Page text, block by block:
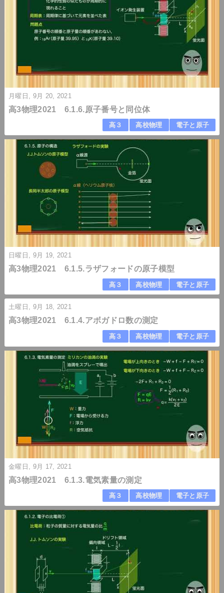
月曜日, 9月 20, 2021
高3物理2021 6.1.6.原子番号と同位体
高３ 高校物理 電子と原子
日曜日, 9月 19, 2021
高3物理2021 6.1.5.ラザフォードの原子模型
高３ 高校物理 電子と原子
土曜日, 9月 18, 2021
高3物理2021 6.1.4.アボガドロ数の測定
高３ 高校物理 電子と原子
金曜日, 9月 17, 2021
高3物理2021 6.1.3.電気素量の測定
高３ 高校物理 電子と原子